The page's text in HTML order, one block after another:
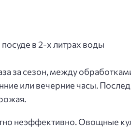
в 2-х литрах воды
за сезон, между
или вечерние часы.
неэффективно. Овощные